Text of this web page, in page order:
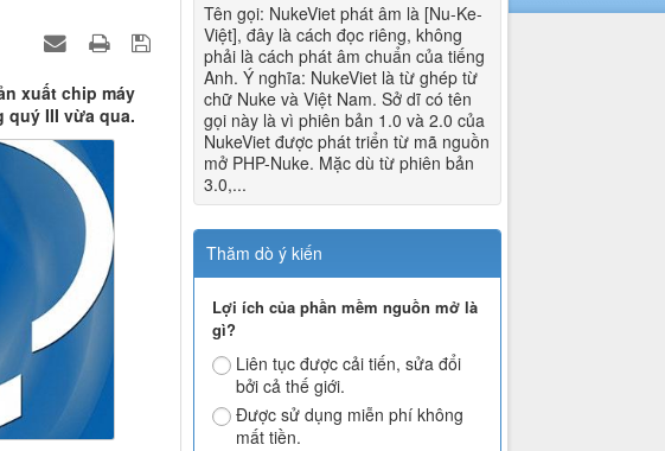
xuất chip máy
III vừa qua.
Tên gọi: NukeViet phát âm là [Nu-Ke-
Việt], đây là cách đọc riêng, không
phải là cách phát âm chuẩn của tiếng
Anh. Ý nghĩa: NukeViet là từ ghép từ
chữ Nuke và Việt Nam. Sở dĩ có tên
gọi này là vì phiên bản 1.0 và 2.0 của
NukeViet được phát triển từ mã nguồn
mở PHP-Nuke. Mặc dù từ phiên bản
3.0,...
Thăm dò ý kiến
Lợi ích của phần mềm nguồn mở là
gì?
Liên tục được cải tiến, sửa đổi
bởi cả thế giới.
Được sử dụng miễn phí không
mất tiền.